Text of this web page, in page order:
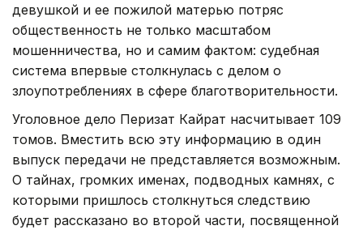
девушкой и ее пожилой матерью потряс
общественность не только масштабом
мошенничества, но и самим фактом: судебная
система впервые столкнулась с делом о
злоупотреблениях в сфере благотворительности.
Уголовное дело Перизат Кайрат насчитывает 109
томов. Вместить всю эту информацию в один
выпуск передачи не представляется возможным.
О тайнах, громких именах, подводных камнях, с
которыми пришлось столкнуться следствию
будет рассказано во второй части, посвященной